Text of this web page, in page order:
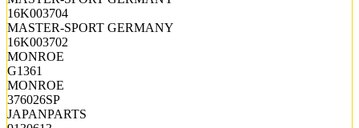
16K003704
MASTER-SPORT GERMANY
16K003702
MONROE
G1361
MONROE
376026SP
JAPANPARTS